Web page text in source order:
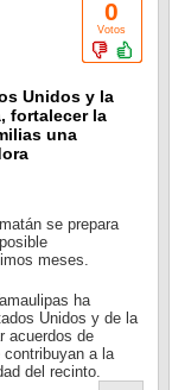
0
Votos
Unidos y la
fortalecer la
una
se prepara
meses.
ha
Unidos y de la
acuerdos de
a la
del recinto.